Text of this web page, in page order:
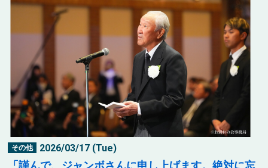
その他 2026/03/17 (Tue)
「謹んで、ジャンボさんに申し上げます。絶対に忘